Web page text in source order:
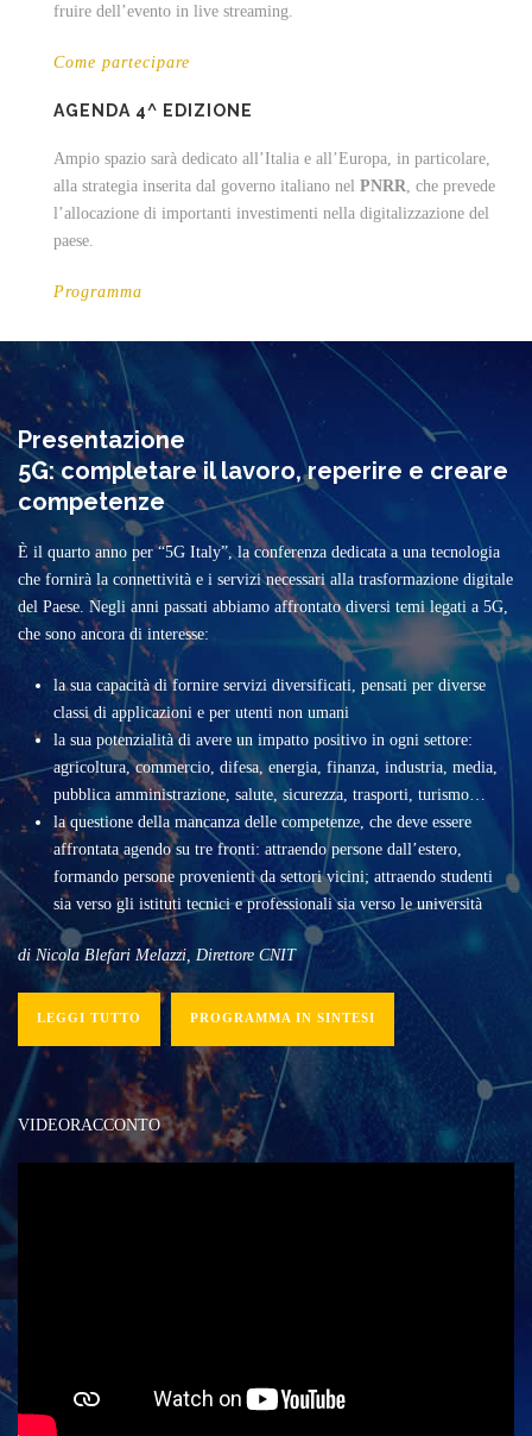
fruire dell’evento in live streaming.
Come partecipare
AGENDA 4^ EDIZIONE
Ampio spazio sarà dedicato all’Italia e all’Europa, in particolare,
alla strategia inserita dal governo italiano nel PNRR , che prevede
l’allocazione di importanti investimenti nella digitalizzazione del
paese.
Programma
Presentazione
5G: completare il lavoro, reperire e creare
competenze
È il quarto anno per “5G Italy”, la conferenza dedicata a una tecnologia
che fornirà la connettività e i servizi necessari alla trasformazione digitale
del Paese. Negli anni passati abbiamo affrontato diversi temi legati a 5G,
che sono ancora di interesse:
la sua capacità di fornire servizi diversificati, pensati per diverse
classi di applicazioni e per utenti non umani
la sua potenzialità di avere un impatto positivo in ogni settore:
agricoltura, commercio, difesa, energia, finanza, industria, media,
pubblica amministrazione, salute, sicurezza, trasporti, turismo…
la questione della mancanza delle competenze, che deve essere
affrontata agendo su tre fronti: attraendo persone dall’estero,
formando persone provenienti da settori vicini; attraendo studenti
sia verso gli istituti tecnici e professionali sia verso le università
di Nicola Blefari Melazzi, Direttore CNIT
LEGGI TUTTO PROGRAMMA IN SINTESI
VIDEORACCONTO